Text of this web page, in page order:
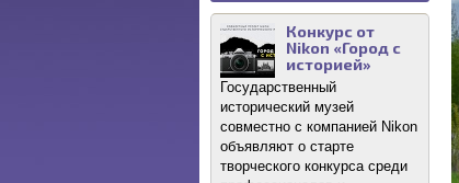
Конкурс от
Nikon «Город с
историей»
Государственный
исторический музей
совместно с компанией Nikon
объявляют о старте
творческого конкурса среди